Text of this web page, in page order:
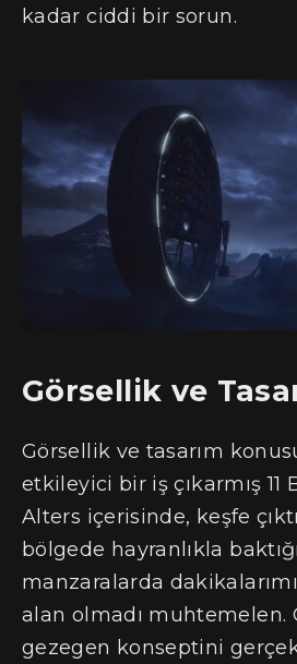
kadar ciddi bir sorun.
Görsellik ve
Görsellik ve tasarım
etkileyici bir iş çıkarmış 11
Alters içerisinde, keşfe
bölgede hayranlıkla
manzaralarda
alan olmadı muhtemelen.
gezegen konseptini